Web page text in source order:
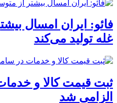
غله تولید می‌کند
الزامی شد